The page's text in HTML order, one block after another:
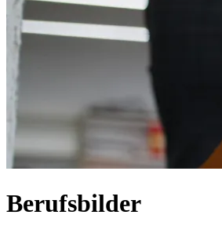
Berufsbilder